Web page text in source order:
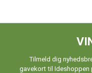
Tilmeld dig
gavekort til Ideshoppen